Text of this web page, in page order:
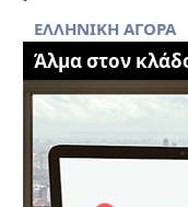
ΕΛΛΗΝΙΚΗ ΑΓΟΡΑ
Άλμα στον